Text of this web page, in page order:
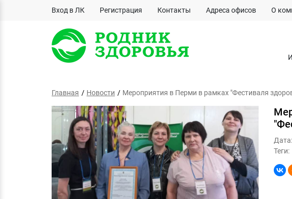
Вход в ЛК Регистрация Контакты Адреса офисов О
Главная Новости Мероприятия в Перми в рамках "Фестиваля
Дата:
Теги: